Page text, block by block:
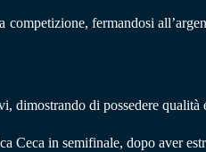
fermandosi
dimostrando di possedere
Ceca in semifinale, dopo aver